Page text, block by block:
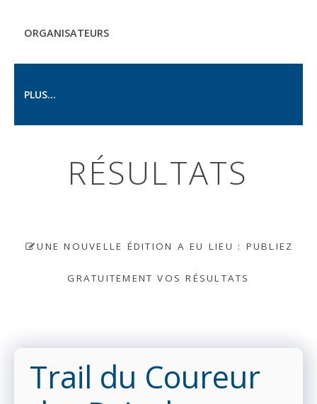
ORGANISATEURS
PLUS...
RÉSULTATS
UNE NOUVELLE ÉDITION A EU LIEU : PUBLIEZ
GRATUITEMENT VOS RÉSULTATS
Trail du Coureur